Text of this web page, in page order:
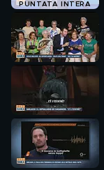
PUNTATA INTERA